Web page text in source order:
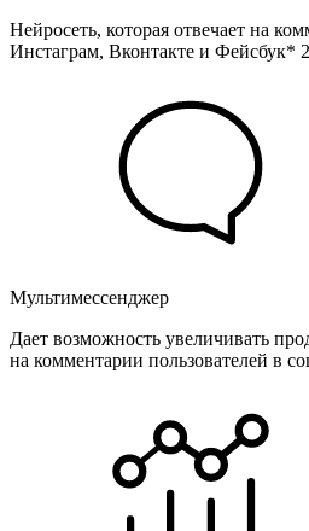
Нейросеть, которая отвечает на
Инстаграм, Вконтакте и Фейсбук*
Мультимессенджер
Дает возможность увеличивать
на комментарии пользователей в